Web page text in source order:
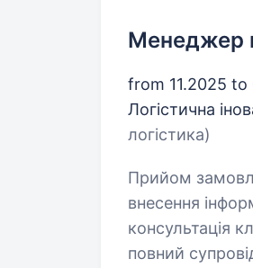
Менеджер
from 11.2025 to
Логістична
логістика)
Прийом
внесення
консультація
повний